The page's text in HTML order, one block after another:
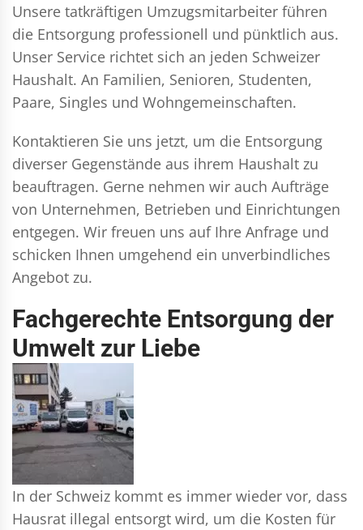
Unsere tatkräftigen Umzugsmitarbeiter führen
die Entsorgung professionell und pünktlich aus.
Unser Service richtet sich an jeden Schweizer
Haushalt. An Familien, Senioren, Studenten,
Paare, Singles und Wohngemeinschaften.
Kontaktieren Sie uns jetzt, um die Entsorgung
diverser Gegenstände aus ihrem Haushalt zu
beauftragen. Gerne nehmen wir auch Aufträge
von Unternehmen, Betrieben und Einrichtungen
entgegen. Wir freuen uns auf Ihre Anfrage und
schicken Ihnen umgehend ein unverbindliches
Angebot zu.
Fachgerechte Entsorgung der
Umwelt zur Liebe
In der Schweiz kommt es immer wieder vor, dass
Hausrat illegal entsorgt wird, um die Kosten für